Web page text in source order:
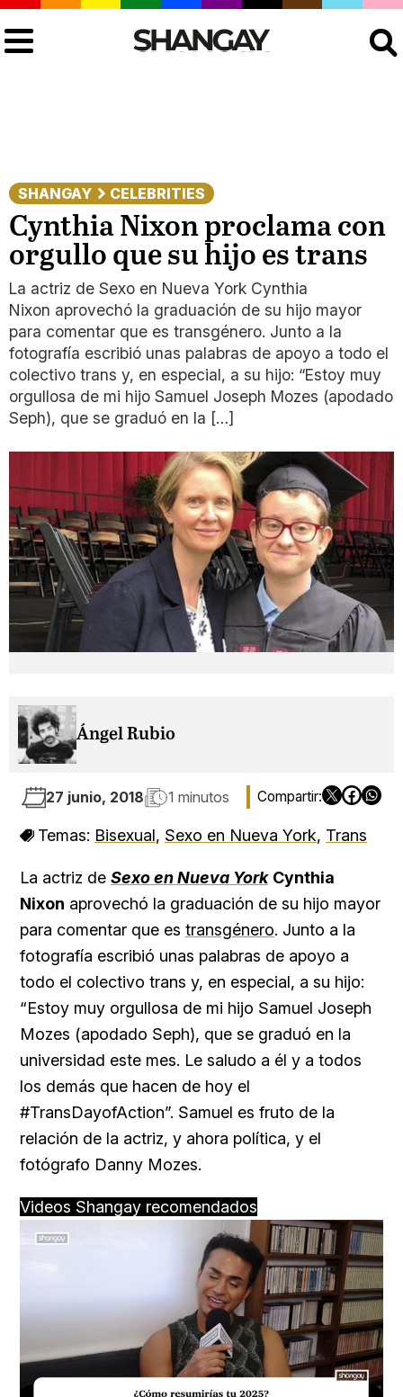
SHANGAY CELEBRITIES
Cynthia Nixon proclama con
orgullo que su hijo es trans
La actriz de Sexo en Nueva York Cynthia
Nixon aprovechó la graduación de su hijo mayor
para comentar que es transgénero. Junto a la
fotografía escribió unas palabras de apoyo a todo el
colectivo trans y, en especial, a su hijo: “Estoy muy
orgullosa de mi hijo Samuel Joseph Mozes (apodado
Seph), que se graduó en la […]
Ángel Rubio
27 junio, 2018 1 minutos
Temas: Bisexual, Sexo en Nueva York, Trans
La actriz de Sexo en Nueva York Cynthia
Nixon aprovechó la graduación de su hijo mayor
para comentar que es transgénero. Junto a la
fotografía escribió unas palabras de apoyo a
todo el colectivo trans y, en especial, a su hijo:
“Estoy muy orgullosa de mi hijo Samuel Joseph
Mozes (apodado Seph), que se graduó en la
universidad este mes. Le saludo a él y a todos
los demás que hacen de hoy el
#TransDayofAction”. Samuel es fruto de la
relación de la actriz, y ahora política, y el
fotógrafo Danny Mozes.
Videos Shangay recomendados